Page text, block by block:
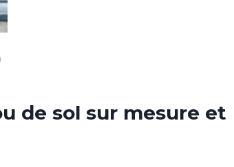
de sol sur mesure et